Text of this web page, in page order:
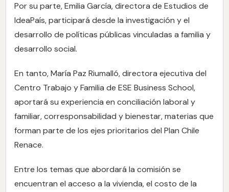
Por su parte, Emilia García, directora de Estudios de
IdeaPaís, participará desde la investigación y el
desarrollo de políticas públicas vinculadas a familia y
desarrollo social.
En tanto, María Paz Riumalló, directora ejecutiva del
Centro Trabajo y Familia de ESE Business School,
aportará su experiencia en conciliación laboral y
familiar, corresponsabilidad y bienestar, materias que
forman parte de los ejes prioritarios del Plan Chile
Renace.
Entre los temas que abordará la comisión se
encuentran el acceso a la vivienda, el costo de la